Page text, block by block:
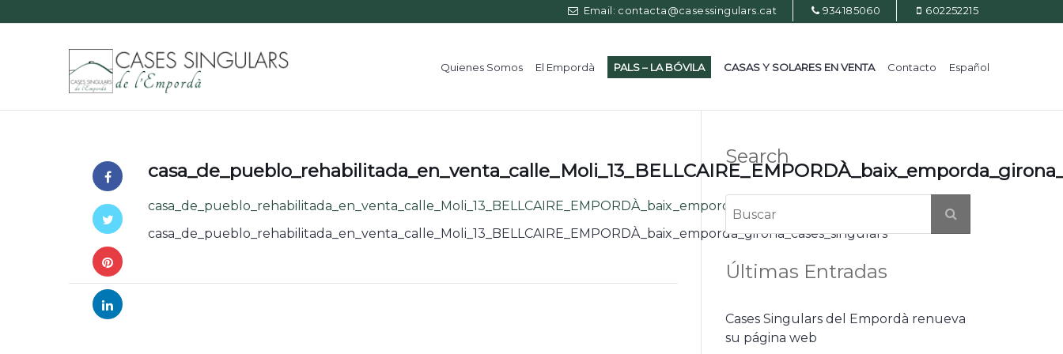
Email: contacta@casessingulars.cat 934185060 602252215
Quienes Somos El Empordà PALS – LA BÓVILA CASAS Y SOLARES EN VENTA Contacto Español
casa_de_pueblo_rehabilitada_en_venta_calle_Moli_13_BELLCAIRE_EMPORDÀ_baix_emporda_girona_cases_singulars
casa_de_pueblo_rehabilitada_en_venta_calle_Moli_13_BELLCAIRE_EMPORDÀ_baix_emporda_girona_cases_singulars
Search
Últimas Entradas
Cases Singulars del Empordà renueva
su página web